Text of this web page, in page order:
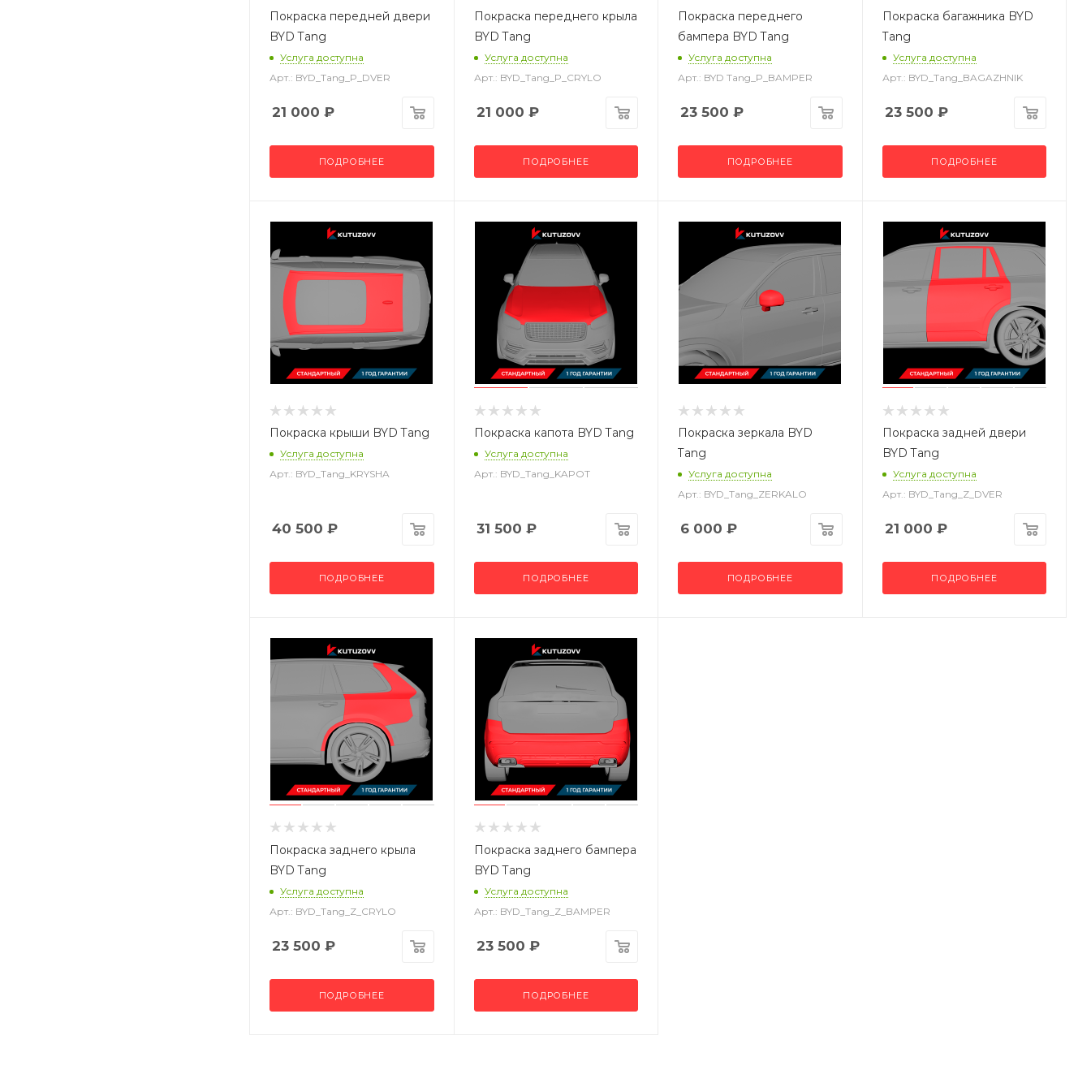
Покраска передней двери
BYD Tang
Услуга доступна
Арт.: BYD_Tang_P_DVER
21 000 ₽
ПОДРОБНЕЕ
Покраска переднего крыла
BYD Tang
Услуга доступна
Арт.: BYD_Tang_P_CRYLO
21 000 ₽
ПОДРОБНЕЕ
Покраска переднего
бампера BYD Tang
Услуга доступна
Арт.: BYD Tang_P_BAMPER
23 500 ₽
ПОДРОБНЕЕ
Покраска багажника BYD
Tang
Услуга доступна
Арт.: BYD_Tang_BAGAZHNIK
23 500 ₽
ПОДРОБНЕЕ
Покраска крыши BYD Tang
Услуга доступна
Арт.: BYD_Tang_KRYSHA
40 500 ₽
ПОДРОБНЕЕ
Покраска капота BYD Tang
Услуга доступна
Арт.: BYD_Tang_KAPOT
31 500 ₽
ПОДРОБНЕЕ
Покраска зеркала BYD
Tang
Услуга доступна
Арт.: BYD_Tang_ZERKALO
6 000 ₽
ПОДРОБНЕЕ
Покраска задней двери
BYD Tang
Услуга доступна
Арт.: BYD_Tang_Z_DVER
21 000 ₽
ПОДРОБНЕЕ
Покраска заднего крыла
BYD Tang
Услуга доступна
Арт.: BYD_Tang_Z_CRYLO
23 500 ₽
ПОДРОБНЕЕ
Покраска заднего бампера
BYD Tang
Услуга доступна
Арт.: BYD_Tang_Z_BAMPER
23 500 ₽
ПОДРОБНЕЕ